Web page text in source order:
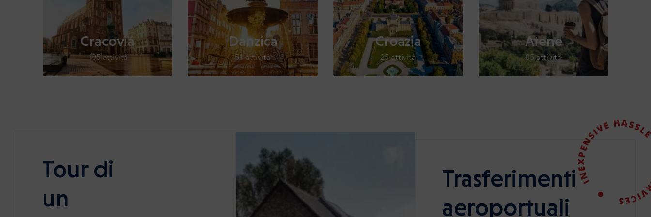
Cracovia
105 attività
Danzica
51 attività
Croazia
25 attività
Atene
85 attività
Tour di
un
Trasferimenti
aeroportuali